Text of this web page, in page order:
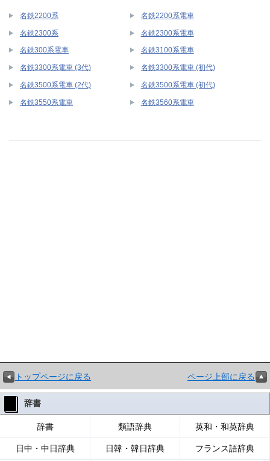
名鉄2200系 名鉄2200系電車
名鉄2300系 名鉄2300系電車
名鉄300系電車 名鉄3100系電車
名鉄3300系電車 (3代) 名鉄3300系電車 (初代)
名鉄3500系電車 (2代) 名鉄3500系電車 (初代)
名鉄3550系電車 名鉄3560系電車
トップページに戻る ページ上部に戻る
辞書
辞書 類語辞典 英和・和英辞典
日中・中日辞典 日韓・韓日辞典 フランス語辞典